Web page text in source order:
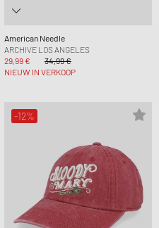
American Needle
ARCHIVE LOS ANGELES
29,99 €
34,99 €
NIEUW IN VERKOOP
-12%